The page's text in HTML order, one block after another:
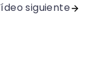
siguiente